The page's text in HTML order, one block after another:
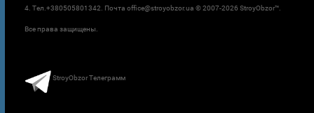
4. Тел.+380505801342. Почта office@stroyobzor.ua © 2007-2026 StroyObzor™.
Все права защищены.
StroyObzor Телеграмм